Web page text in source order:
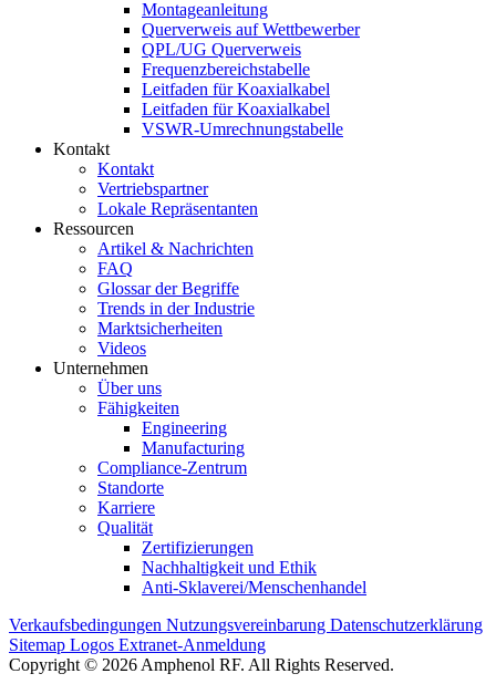
Montageanleitung
Querverweis auf Wettbewerber
QPL/UG Querverweis
Frequenzbereichstabelle
Leitfaden für Koaxialkabel
Leitfaden für Koaxialkabel
VSWR-Umrechnungstabelle
Kontakt
Kontakt
Vertriebspartner
Lokale Repräsentanten
Ressourcen
Artikel & Nachrichten
FAQ
Glossar der Begriffe
Trends in der Industrie
Marktsicherheiten
Videos
Unternehmen
Über uns
Fähigkeiten
Engineering
Manufacturing
Compliance-Zentrum
Standorte
Karriere
Qualität
Zertifizierungen
Nachhaltigkeit und Ethik
Anti-Sklaverei/Menschenhandel
Verkaufsbedingungen Nutzungsvereinbarung Datenschutzerklärung
Sitemap Logos Extranet-Anmeldung
Copyright © 2026 Amphenol RF. All Rights Reserved.